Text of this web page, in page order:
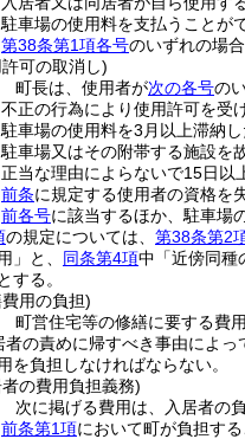
駐車場の使用料を支払うことが
第38条第1項各号のいずれの場
可の取消し)
町長は、使用者が次の各号の
不正の行為により使用許可を受
駐車場の使用料を3月以上滞納し
駐車場又はその附帯する施設を
正当な理由によらないで15日以
前条に規定する使用者の資格を
前各号に該当するほか、駐車場
の規定については、 第38条第2
」と、 同条第4項中「近傍同種
する。
用の負担)
町営住宅等の修繕に要する費
者の責めに帰すべき事由によっ
を負担しなければならない。
の費用負担義務)
次に掲げる費用は、入居者の
前条第1項において町が負担す